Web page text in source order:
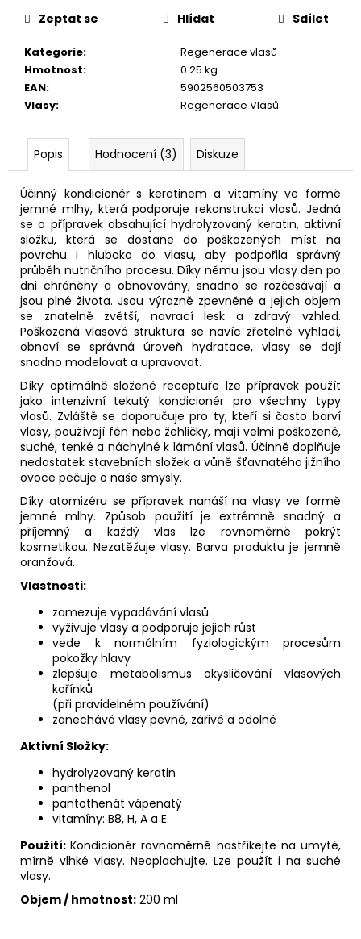
cena:
Kategorie:
Regenerace vlasů
Hmotnost:
0.25 kg
EAN:
5902560503753
Vlasy: Regenerace Vlasů
Zeptat se Hlídat Sdílet
Popis Hodnocení (3) Diskuze
Účinný kondicionér s keratinem a vitamíny ve formě
jemné mlhy, která podporuje rekonstrukci vlasů. Jedná
se o přípravek obsahující hydrolyzovaný keratin, aktivní
složku, která se dostane do poškozených míst na
povrchu i hluboko do vlasu, aby podpořila správný
průběh nutričního procesu. Díky němu jsou vlasy den po
dni chráněny a obnovovány, snadno se rozčesávají a
jsou plné života. Jsou výrazně zpevněné a jejich objem
se znatelně zvětší, navrací lesk a zdravý vzhled.
Poškozená vlasová struktura se navíc zřetelně vyhladí,
obnoví se správná úroveň hydratace, vlasy se dají
snadno modelovat a upravovat.
Díky optimálně složené receptuře lze přípravek použít
jako intenzivní tekutý kondicionér pro všechny typy
vlasů. Zvláště se doporučuje pro ty, kteří si často barví
vlasy, používají fén nebo žehličky, mají velmi poškozené,
suché, tenké a náchylné k lámání vlasů. Účinně doplňuje
nedostatek stavebních složek a vůně šťavnatého jižního
ovoce pečuje o naše smysly.
Díky atomizéru se přípravek nanáší na vlasy ve formě
jemné mlhy. Způsob použití je extrémně snadný a
příjemný a každý vlas lze rovnoměrně pokrýt
kosmetikou. Nezatěžuje vlasy. Barva produktu je jemně
oranžová.
Vlastnosti:
zamezuje vypadávání vlasů
vyživuje vlasy a podporuje jejich růst
vede k normálním fyziologickým procesům
pokožky hlavy
zlepšuje metabolismus okysličování vlasových
kořínků
(při pravidelném používání)
zanechává vlasy pevné, zářivé a odolné
Aktivní Složky:
hydrolyzovaný keratin
panthenol
pantothenát vápenatý
vitamíny: B8, H, A a E.
Použití:Kondicionér rovnoměrně nastříkejte na umyté,
mírně vlhké vlasy. Neoplachujte. Lze použít i na suché
vlasy.
Objem / hmotnost: 200 ml
SERUM
ML
869
Kč